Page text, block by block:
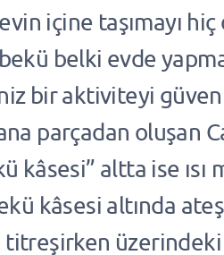
içine taşımayı
belki evde
bir aktiviteyi
parçadan oluşan
kâsesi” altta ise ısı
kâsesi altında